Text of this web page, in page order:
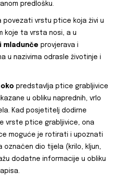
predlošku.
povezati vrstu ptice koja živi u
koje ta vrsta nosi, a u
mladunče provjerava i
u nazivima odrasle životinje i
predstavlja ptice grabljivice
u obliku naprednih, vrlo
Kad posjetitelj dodirne
vrste ptice grabljivice, ona
moguće je rotirati i upoznati
označen dio tijela (krilo, kljun,
dodatne informacije u obliku